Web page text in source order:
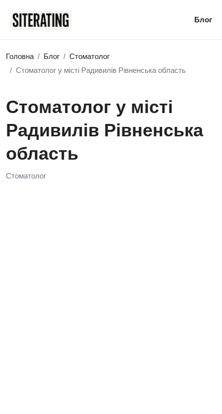
Блог
Головна Блог
Стоматолог
Стоматолог у місті Радивилів Рівненська область
Стоматолог у місті
Радивилів Рівненська
область
Стоматолог